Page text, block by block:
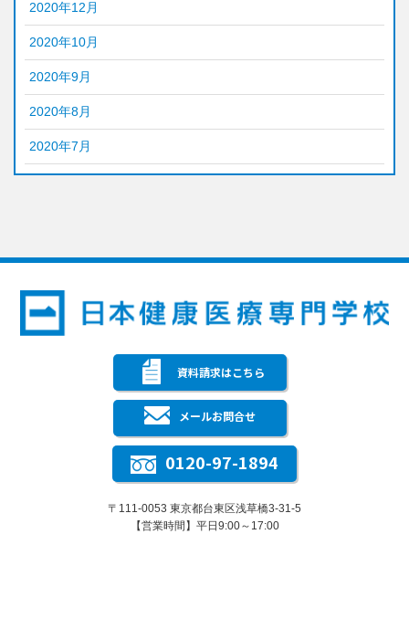
2020年12月
2020年10月
2020年9月
2020年8月
2020年7月
資料請求はこちら
メールお問合せ
0120-97-1894
〒111-0053 東京都台東区浅草橋3-31-5
【営業時間】平日9:00～17:00